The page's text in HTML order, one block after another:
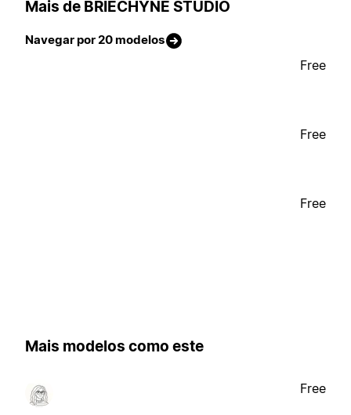
Mais de BRIECHYNE STUDIO
Navegar por 20 modelos
Free
Free
Free
Mais modelos como este
Free